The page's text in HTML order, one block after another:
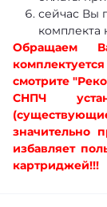
сейчас Вы
комплекта
Обращаем
смотрите
СНПЧ
значительно
избавляет
картриджей!!!